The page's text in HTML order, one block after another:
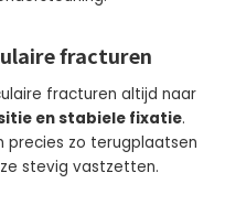
fracturen
fracturen altijd naar
en stabiele fixatie.
zo terugplaatsen
stevig vastzetten.